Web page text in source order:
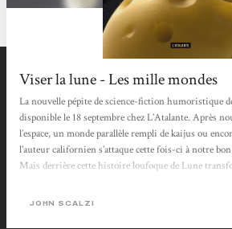
Viser la lune - Les mille mondes
La nouvelle pépite de science-fiction humoristique
disponible le 18 septembre chez L’Atalante. Après
l’espace, un monde parallèle rempli de kaijus ou
l’auteur californien s’attaque cette fois-ci à notre
Mais derrière cette histoire loufoque de Lune
Rien ne va plus Un jour tout va bien et puis il suffit
JOHN SCALZI